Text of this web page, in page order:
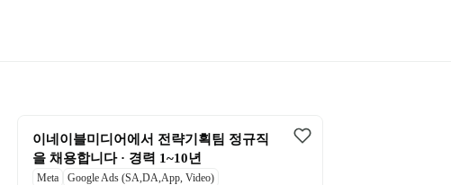
이네이블미디어에서 전략기획팀 정규직
을 채용합니다 · 경력 1~10년
Meta
Google Ads (SA,DA,App, Video)